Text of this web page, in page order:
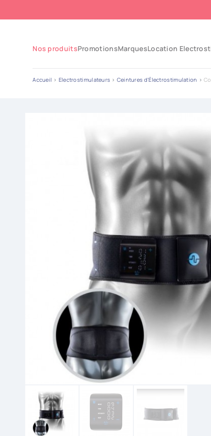
Nos produitsPromotionsMarquesLocation
Accueil Electrostimulateurs Ceintures d'Électrostimulation